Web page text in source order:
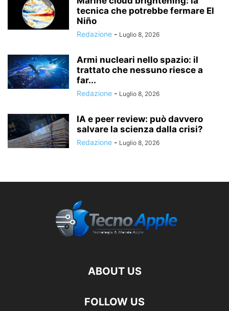
tecnica che potrebbe fermare El
Niño
Redazione - Luglio 8, 2026
Armi nucleari nello spazio: il
trattato che nessuno riesce a
far...
Redazione - Luglio 8, 2026
IA e peer review: può davvero
salvare la scienza dalla crisi?
Redazione - Luglio 8, 2026
ABOUT US
FOLLOW US